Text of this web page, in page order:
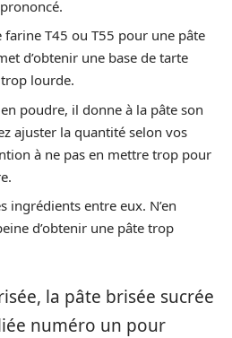
farine T45 ou T55 pour une pâte
d’obtenir une base de tarte
lourde.
poudre, il donne à la pâte son
ajuster la quantité selon vos
à ne pas en mettre trop pour
ingrédients entre eux. N’en
d’obtenir une pâte trop
la pâte brisée sucrée
numéro un pour